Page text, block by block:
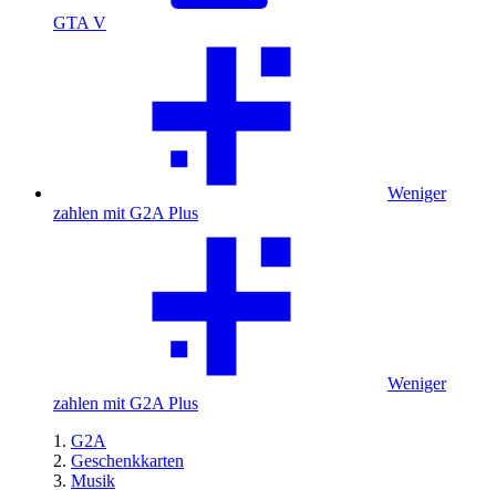
GTA V
Weniger
zahlen mit G2A Plus
Weniger
zahlen mit G2A Plus
G2A
Geschenkkarten
Musik